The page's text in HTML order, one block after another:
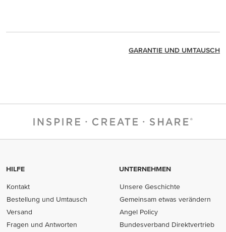
GARANTIE UND UMTAUSCH
HILFE
Kontakt
Bestellung und Umtausch
Versand
Fragen und Antworten
UNTERNEHMEN
Unsere Geschichte
Gemeinsam etwas verändern
Angel Policy
Bundesverband Direktvertrieb